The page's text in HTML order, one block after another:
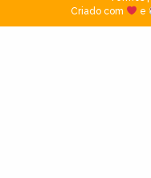
Criado com
e